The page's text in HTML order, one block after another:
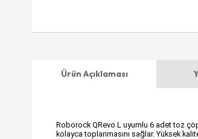
Ürün Açıklaması
Roborock QRevo L uyumlu 6 adet toz
kolayca toplanmasını sağlar. Yüksek